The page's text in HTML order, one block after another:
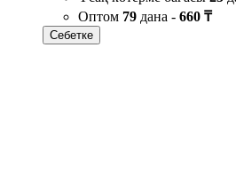
Оптом 79 дана - 660 ₸
Себетке